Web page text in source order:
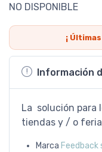
NO DISPONIBLE
¡ Últimas
Información
La solución para
tiendas y / o
Marca Feedback